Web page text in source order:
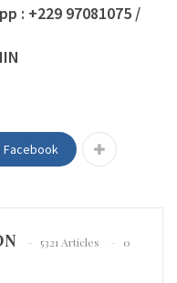
: +229 97081075 /
Facebook
5321 Articles
0